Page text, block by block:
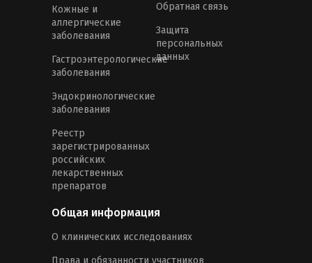
Кожные и
аллергические
заболевания
Гастроэнтерологические
заболевания
Эндокринологические
заболевания
Реестр
зарегистрированных
российских
лекарственных
препаратов
Обратная связь
Защита
персональных
данных
Общая информация
О клинических исследованиях